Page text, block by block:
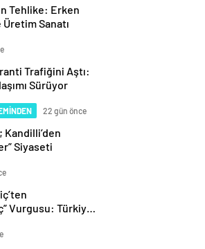
Tehlike: Erken
Sanatı
Trafiğini Aştı:
Sürüyor
22 gün önce
Kandilli’den
Siyaseti
Vurgusu: Türkiye,